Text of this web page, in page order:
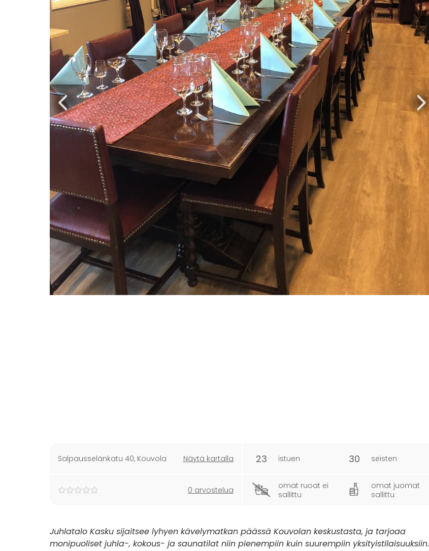
Salpausselänkatu 40, Kouvola Näytä kartalla
0 arvostelua
23 istuen 30 seisten
omat ruoat ei
sallittu
omat juomat
sallittu
Juhlatalo Kasku sijaitsee lyhyen kävelymatkan päässä Kouvolan keskustasta, ja tarjoaa
monipuoliset juhla-, kokous- ja saunatilat niin pienempiin kuin suurempiin yksityistilaisuuksiin.